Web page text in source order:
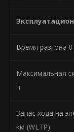
Время разгона
Максимальная
ч
Запас хода на
км (WLTP)